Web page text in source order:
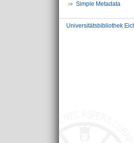
Simple Metadata
Universitätsbibliothek